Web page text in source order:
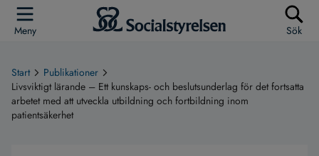
Meny Sök
Start
Publikationer
Livsviktigt lärande – Ett kunskaps- och beslutsunderlag för det fortsatta
arbetet med att utveckla utbildning och fortbildning inom
patientsäkerhet